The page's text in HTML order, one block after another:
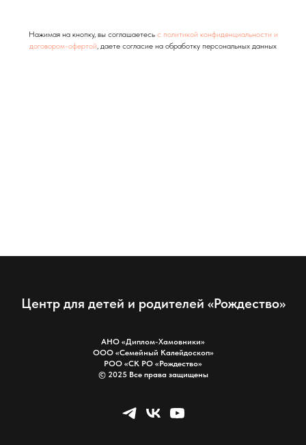
Нажимая на кнопку, вы соглашаетесь с политикой конфиденциальности и
договором-офертой, даете согласие на обработку персональных данных
Центр для детей и родителей «Рождество»
АНО «Диплом-Хамовники»
ООО «Семейный Калейдоскоп»
РОО «СК РО «Рождество»
© 2025 Все права защищены